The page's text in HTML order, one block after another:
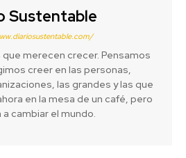
Sustentable
merecen crecer. Pensamos
creer en las personas,
las grandes y las que
en la mesa de un café, pero
a cambiar el mundo.